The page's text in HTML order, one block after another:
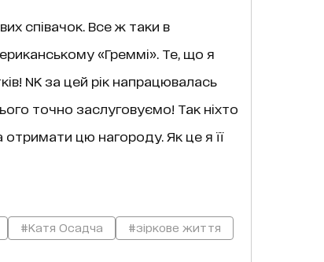
співачок. Все ж таки в
«Греммі». Те, що я
NK за цей рік напрацювалась
точно заслуговуємо! Так ніхто
цю нагороду. Як це я її
#Катя Осадча #зіркове життя